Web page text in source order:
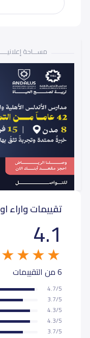
مســـاحة
تقييمات واراء
4.1
6 من التقييمات
4.7/5
3.7/5
4.3/5
4.3/5
3.7/5